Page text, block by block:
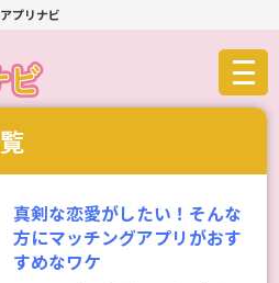
プリナビ
真剣な恋愛がしたい！そんな
方にマッチングアプリがおす
すめなワケ